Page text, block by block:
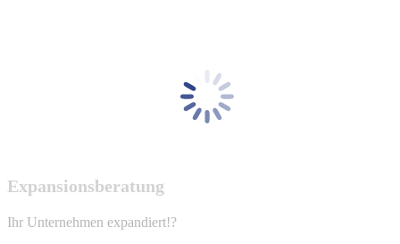
Expansionsberatung
Ihr Unternehmen expandiert!?